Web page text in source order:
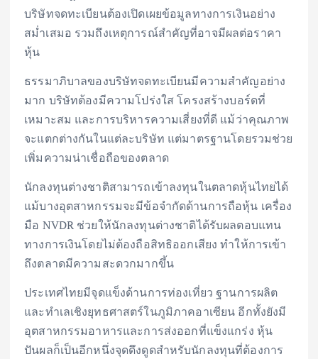
บริษัทจดทะเบียนต้องเปิดเผยข้อมูลทางการเงินอย่าง
สม่ำเสมอ รวมถึงเหตุการณ์สำคัญที่อาจมีผลต่อราคา
หุ้น
ธรรมาภิบาลของบริษัทจดทะเบียนมีความสำคัญอย่าง
มาก บริษัทต้องมีความโปร่งใส โครงสร้างบอร์ดที่
เหมาะสม และการบริหารความเสี่ยงที่ดี แม้ว่าคุณภาพ
จะแตกต่างกันในแต่ละบริษัท แต่มาตรฐานโดยรวมช่วย
เพิ่มความน่าเชื่อถือของตลาด
นักลงทุนต่างชาติสามารถเข้าลงทุนในตลาดหุ้นไทยได้
แม้บางอุตสาหกรรมจะมีข้อจำกัดด้านการถือหุ้น เครื่อง
มือ NVDR ช่วยให้นักลงทุนต่างชาติได้รับผลตอบแทน
ทางการเงินโดยไม่ต้องถือสิทธิออกเสียง ทำให้การเข้า
ถึงตลาดมีความสะดวกมากขึ้น
ประเทศไทยมีจุดแข็งด้านการท่องเที่ยว ฐานการผลิต
และทำเลเชิงยุทธศาสตร์ในภูมิภาคอาเซียน อีกทั้งยังมี
อุตสาหกรรมอาหารและการส่งออกที่แข็งแกร่ง หุ้น
ปันผลก็เป็นอีกหนึ่งจุดดึงดูดสำหรับนักลงทุนที่ต้องการ